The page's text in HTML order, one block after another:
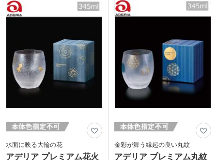
側面に1色印刷で名入れ可能です。グッ
ドデザイン賞を受賞したこだわり形状の
グラスなので、飲食店のオリジナルグッ
側面に1色で名入れ印刷でき、飲食店の
オリジナルグッズや企業の周年記念品な
どにぴったりです。強化ガラスを使用し
水面に映る大輪の花
アデリア プレミアム花火
金彩が舞う縁起の良い丸紋
アデリア プレミアム丸紋